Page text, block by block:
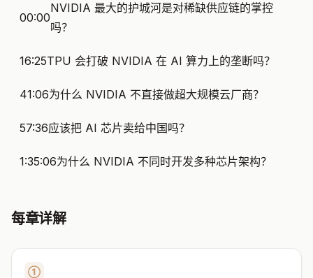
00:00
NVIDIA 最大的护城河是对稀缺供应链的掌控
吗？
16:25TPU 会打破 NVIDIA 在 AI 算力上的垄断吗？
41:06为什么 NVIDIA 不直接做超大规模云厂商？
57:36应该把 AI 芯片卖给中国吗？
1:35:06为什么 NVIDIA 不同时开发多种芯片架构？
每章详解
①